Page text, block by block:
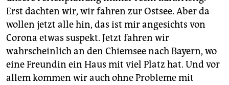
Erst dachten wir, wir fahren zur Ostsee. Aber da
wollen jetzt alle hin, das ist mir angesichts von
Corona etwas suspekt. Jetzt fahren wir
wahrscheinlich an den Chiemsee nach Bayern, wo
eine Freundin ein Haus mit viel Platz hat. Und vor
allem kommen wir auch ohne Probleme mit